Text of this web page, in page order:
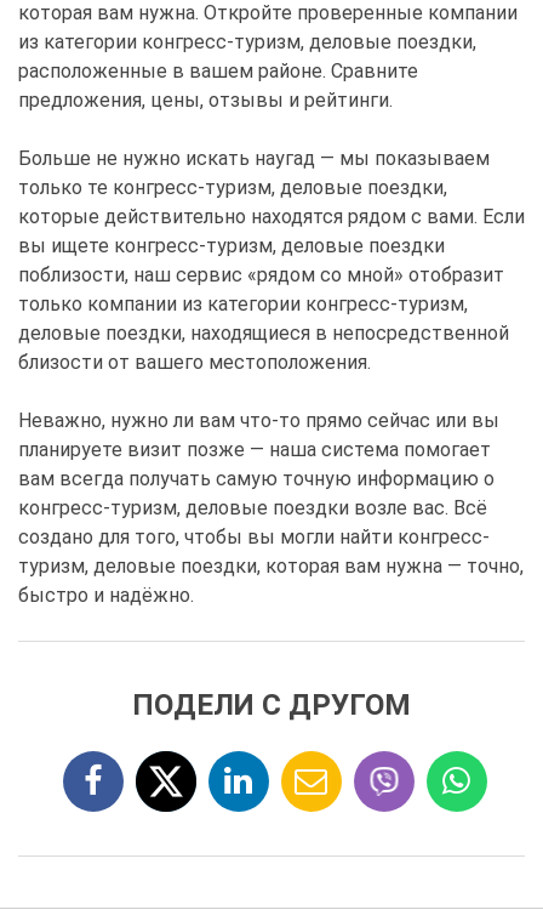
которая вам нужна. Откройте проверенные компании
из категории конгресс-туризм, деловые поездки,
расположенные в вашем районе. Сравните
предложения, цены, отзывы и рейтинги.
Больше не нужно искать наугад — мы показываем
только те конгресс-туризм, деловые поездки,
которые действительно находятся рядом с вами. Если
вы ищете конгресс-туризм, деловые поездки
поблизости, наш сервис «рядом со мной» отобразит
только компании из категории конгресс-туризм,
деловые поездки, находящиеся в непосредственной
близости от вашего местоположения.
Неважно, нужно ли вам что-то прямо сейчас или вы
планируете визит позже — наша система помогает
вам всегда получать самую точную информацию о
конгресс-туризм, деловые поездки возле вас. Всё
создано для того, чтобы вы могли найти конгресс-
туризм, деловые поездки, которая вам нужна — точно,
быстро и надёжно.
ПОДЕЛИ С ДРУГОМ